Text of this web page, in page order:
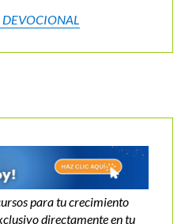
para tu crecimiento
directamente en tu